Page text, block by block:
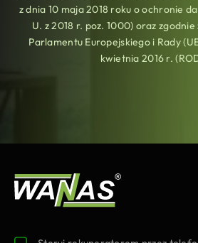
z dnia 10 maja 2018 roku o ochronie
U. z 2018 r. poz. 1000) oraz
Parlamentu Europejskiego i Rady
kwietnia 2016 r.